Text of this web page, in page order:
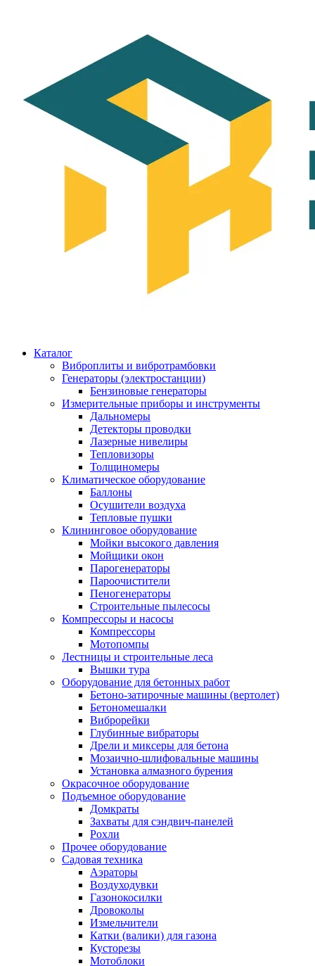
Каталог
Виброплиты и вибротрамбовки
Генераторы (электростанции)
Бензиновые генераторы
Измерительные приборы и инструменты
Дальномеры
Детекторы проводки
Лазерные нивелиры
Тепловизоры
Толщиномеры
Климатическое оборудование
Баллоны
Осушители воздуха
Тепловые пушки
Клининговое оборудование
Мойки высокого давления
Мойщики окон
Парогенераторы
Пароочистители
Пеногенераторы
Строительные пылесосы
Компрессоры и насосы
Компрессоры
Мотопомпы
Лестницы и строительные леса
Вышки тура
Оборудование для бетонных работ
Бетоно-затирочные машины (вертолет)
Бетономешалки
Виброрейки
Глубинные вибраторы
Дрели и миксеры для бетона
Мозаично-шлифовальные машины
Установка алмазного бурения
Окрасочное оборудование
Подъемное оборудование
Домкраты
Захваты для сэндвич-панелей
Рохли
Прочее оборудование
Садовая техника
Аэраторы
Воздуходувки
Газонокосилки
Дровоколы
Измельчители
Катки (валики) для газона
Кусторезы
Мотоблоки